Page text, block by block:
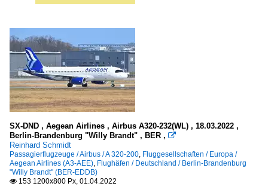
SX-DND , Aegean Airlines , Airbus A320-232(WL) , 18.03.2022 ,
Berlin-Brandenburg "Willy Brandt" , BER , 
Reinhard Schmidt
Passagierflugzeuge / Airbus / A 320-200, Fluggesellschaften / Europa /
Aegean Airlines (A3-AEE), Flughäfen / Deutschland / Berlin-Brandenburg
"Willy Brandt" (BER-EDDB)
 153 1200x800 Px, 01.04.2022